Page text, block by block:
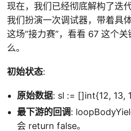
现在，我们已经彻底解构了迭
我们扮演一次调试器，带着具
这场“接力赛”，看看 67 这个
么。
初始状态:
原始数据: sl := []int{12, 13,
最下游的回调:
会 return false。